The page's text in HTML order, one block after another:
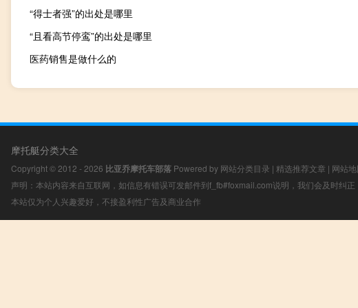
“得士者强”的出处是哪里
“且看高节停鸾”的出处是哪里
医药销售是做什么的
摩托艇分类大全
Copyright © 2012 - 2026 比亚乔摩托车部落 Powered by 网站分类目录 | 精选推荐文章 | 网站
声明：本站内容来自互联网，如信息有错误可发邮件到f_fb#foxmail.com说明，我们会及时纠正
本站仅为个人兴趣爱好，不接盈利性广告及商业合作